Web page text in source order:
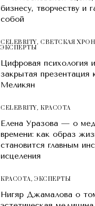
бизнесу, творчеству и
собой
CELEBRITY,СВЕТСКАЯ
ЭКСПЕРТЫ
Цифровая психология
закрытая презентация
Меликян
CELEBRITY, КРАСОТA
Елена Уразова — о
времени: как образ
становится главным
исцеления
КРАСОТA, ЭКСПЕРТЫ
Нигяр Джамалова о